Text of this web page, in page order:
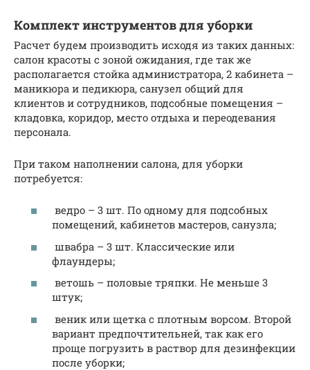
Комплект инструментов для уборки
Расчет будем производить исходя из таких данных:
салон красоты с зоной ожидания, где так же
располагается стойка администратора, 2 кабинета –
маникюра и педикюра, санузел общий для
клиентов и сотрудников, подсобные помещения –
кладовка, коридор, место отдыха и переодевания
персонала.
При таком наполнении салона, для уборки
потребуется:
ведро – 3 шт. По одному для подсобных
помещений, кабинетов мастеров, санузла;
швабра – 3 шт. Классические или
флаундеры;
ветошь – половые тряпки. Не меньше 3
штук;
веник или щетка с плотным ворсом. Второй
вариант предпочтительней, так как его
проще погрузить в раствор для дезинфекции
после уборки;